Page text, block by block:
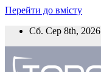
Перейти до вмісту
Сб. Сер 8th, 2026